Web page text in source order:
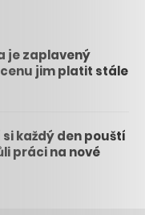
je zaplavený
jim platit stále
každý den pouští
práci na nové